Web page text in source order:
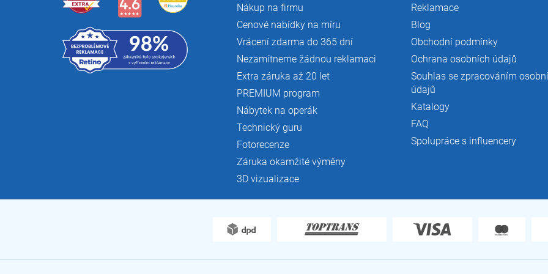
Nákup na firmu
Cenové nabídky na míru
Vrácení zdarma do 365 dní
Nezamítneme žádnou reklamaci
Extra záruka až 20 let
PREMIUM program
Nábytek na operák
Technický guru
Fotorecenze
Záruka okamžité výměny
3D vizualizace
Reklamace
Blog
Obchodní podmínky
Ochrana osobních údajů
Souhlas se zpracováním
údajů
Katalogy
FAQ
Spolupráce s influencery